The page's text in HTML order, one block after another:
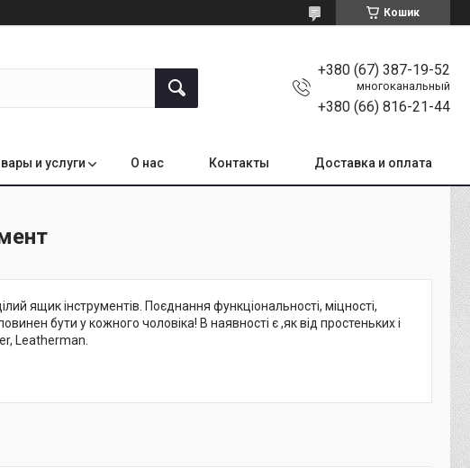
Кошик
+380 (67) 387-19-52
многоканальный
+380 (66) 816-21-44
и услуги О нас Контакты Доставка и оплата
ящик інструментів. Поєднання функціональності, міцності,
бути у кожного чоловіка! В наявності є ,як від простеньких і
Leatherman.